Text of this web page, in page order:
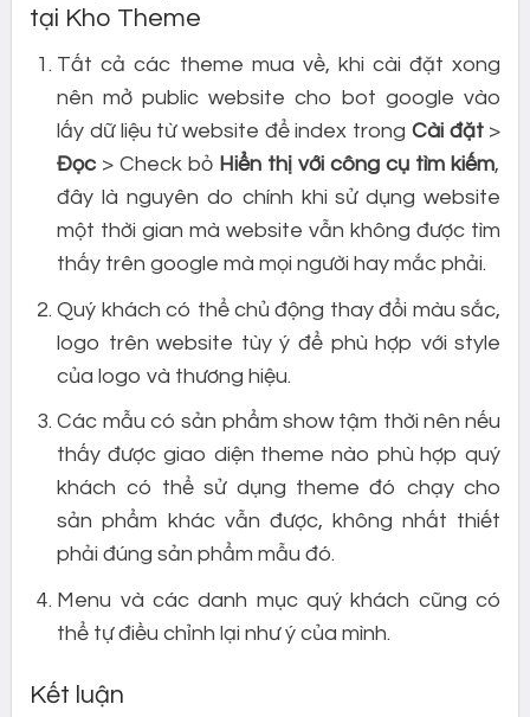
tại Kho Theme
Tất cả các theme mua về, khi cài đặt xong
nên mở public website cho bot google vào
lấy dữ liệu từ website để index trong Cài đặt>
Đọc> Check bỏ Hiển thị với công cụ tìm kiếm,
đây là nguyên do chính khi sử dụng website
một thời gian mà website vẫn không được tìm
thấy trên google mà mọi người hay mắc phải.
Quý khách có thể chủ động thay đổi màu sắc,
logo trên website tùy ý để phù hợp với style
của logo và thương hiệu.
Các mẫu có sản phẩm show tậm thời nên nếu
thấy được giao diện theme nào phù hợp quý
khách có thể sử dụng theme đó chạy cho
sản phẩm khác vẫn được, không nhất thiết
phải đúng sản phẩm mẫu đó.
Menu và các danh mục quý khách cũng có
thể tự điều chỉnh lại như ý của mình.
Kết luận